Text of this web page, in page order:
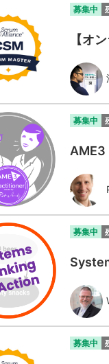
募集中
【オ
募集中
AME3
募集中
募集中